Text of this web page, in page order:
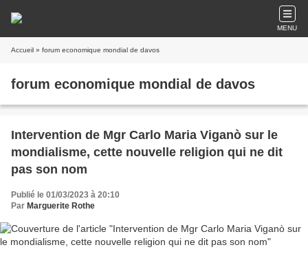
MENU
Accueil » forum economique mondial de davos
forum economique mondial de davos
Intervention de Mgr Carlo Maria Viganò sur le
mondialisme, cette nouvelle religion qui ne dit
pas son nom
Publié le 01/03/2023 à 20:10
Par Marguerite Rothe